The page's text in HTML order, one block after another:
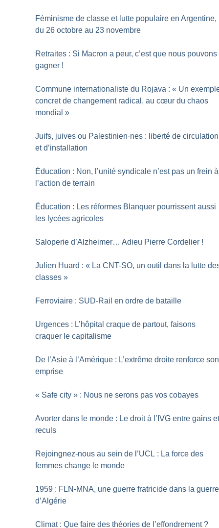
Féminisme de classe et lutte populaire en Argentine,
du 26 octobre au 23 novembre
Retraites : Si Macron a peur, c’est que nous pouvons
gagner !
Commune internationaliste du Rojava : « Un
concret de changement radical, au cœur du chaos
mondial »
Juifs, juives ou Palestinien·nes : liberté de circulation
et d’installation
Éducation : Non, l’unité syndicale n’est pas un frein à
l’action de terrain
Éducation : Les réformes Blanquer pourrissent aussi
les lycées agricoles
Saloperie d’Alzheimer… Adieu Pierre Cordelier !
Julien Huard : « La CNT-SO, un outil dans la lutte
classes »
Ferroviaire : SUD-Rail en ordre de bataille
Urgences : L’hôpital craque de partout, faisons
craquer le capitalisme
De l’Asie à l’Amérique : L’extrême droite renforce son
emprise
« Safe city » : Nous ne serons pas vos cobayes
Avorter dans le monde : Le droit à l’IVG entre gains
reculs
Rejoingnez-nous au sein de l’UCL : La force des
femmes change le monde
1959 : FLN-MNA, une guerre fratricide dans la guerre
d’Algérie
Climat : Que faire des théories de l’effondrement ?